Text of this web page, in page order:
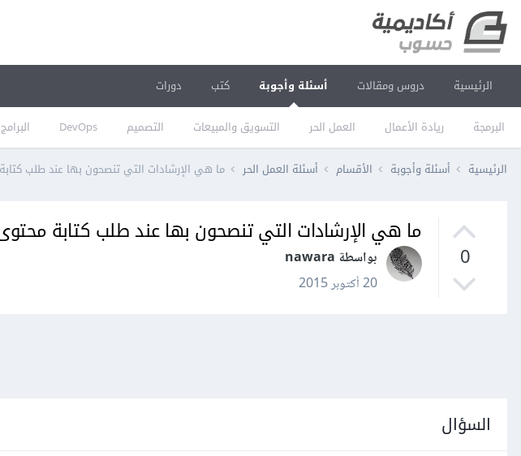
الرئيسية دروس ومقالات أسئلة وأجوبة
البرمجة ريادة الأعمال العمل الحر التسويق والمبيعات التصميم DevOps
كتب دورات
الرئيسية أسئلة وأجوبة الأقسام أسئلة العمل الحر ما هي الإرشادات التي تنصحون بها عند طلب
0
ما هي الإرشادات التي تنصحون بها عند طلب كتابة
بواسطة nawara
20 أكتوبر 2015
السؤال